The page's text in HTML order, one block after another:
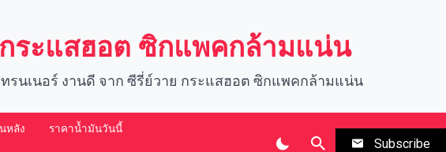
ระแสฮอต ซิกแพคกล้ามแน่น
รนเนอร์ งานดี จาก ซีรี่ย์วาย กระแสฮอต ซิกแพคกล้ามแน่น
หลัง ราคาน้ำมันวันนี้
Subscribe